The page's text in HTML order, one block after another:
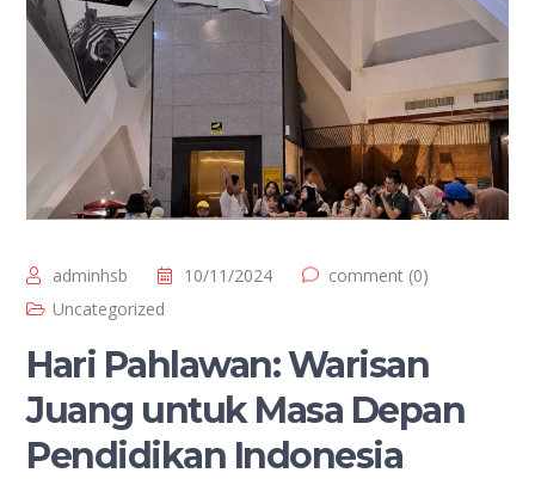
adminhsb 10/11/2024
comment (0)
Uncategorized
Hari Pahlawan: Warisan
Juang untuk Masa Depan
Pendidikan Indonesia